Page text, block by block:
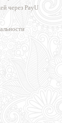
через PayU